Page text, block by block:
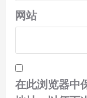
网站
在此浏览器中